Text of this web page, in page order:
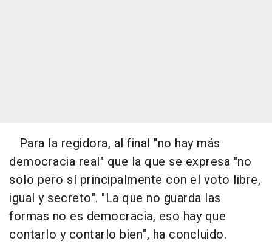
Para la regidora, al final "no hay más
democracia real" que la que se expresa "no
solo pero sí principalmente con el voto libre,
igual y secreto". "La que no guarda las
formas no es democracia, eso hay que
contarlo y contarlo bien", ha concluido.